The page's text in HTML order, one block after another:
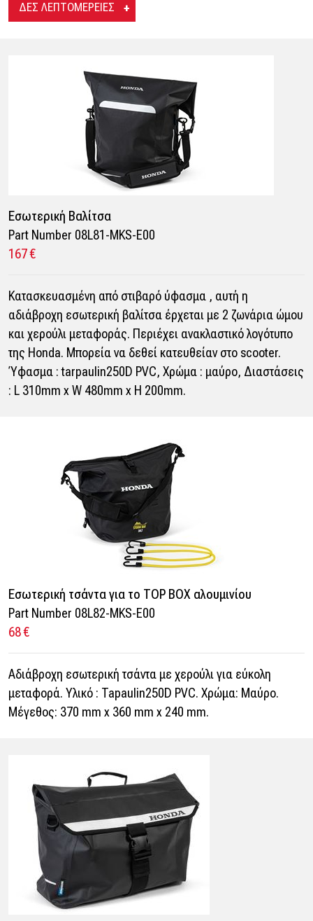
ΔΕΣ ΛΕΠΤΟΜΕΡΕΙΕΣ
Εσωτερική Βαλίτσα
Part Number 08L81-MKS-E00
167 €
Κατασκευασμένη από στιβαρό ύφασμα , αυτή η
αδιάβροχη εσωτερική βαλίτσα έρχεται με 2 ζωνάρια ώμου
και χερούλι μεταφοράς. Περιέχει ανακλαστικό λογότυπο
της Honda. Mπορεία να δεθεί κατευθείαν στο scooter.
Ύφασμα : tarpaulin250D PVC, Χρώμα : μαύρο, Διαστάσεις
: L 310mm x W 480mm x H 200mm.
Εσωτερική τσάντα για το TOP BOX αλουμινίου
Part Number 08L82-MKS-E00
68 €
Αδιάβροχη εσωτερική τσάντα με χερούλι για εύκολη
μεταφορά. Υλικό : Tapaulin250D PVC. Xρώμα: Μαύρο.
Μέγεθος: 370 mm x 360 mm x 240 mm.